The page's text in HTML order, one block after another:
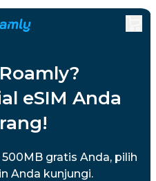
eSIM Anda
gratis Anda, pilih
Anda kunjungi.